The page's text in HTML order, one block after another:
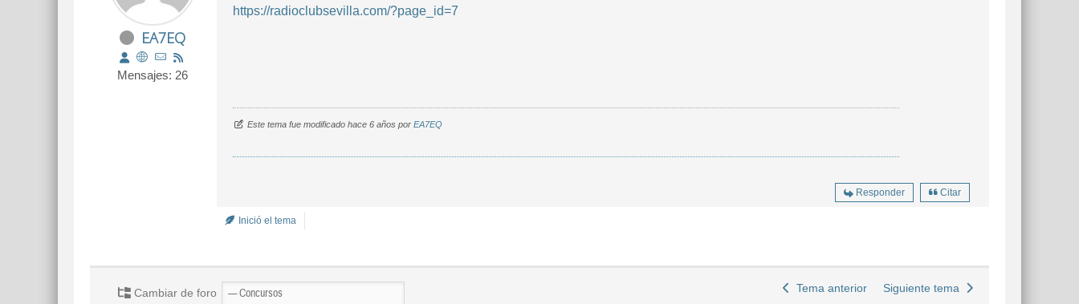
EA7EQ
Mensajes: 26
https://radioclubsevilla.com/?page_id=7
Este tema fue modificado hace 6 años por EA7EQ
Responder Citar
Inició el tema
Cambiar de foro Tema anterior Siguiente tema